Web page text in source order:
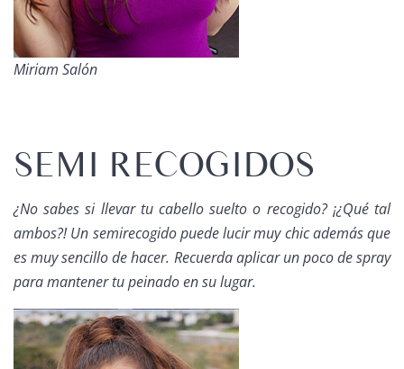
Miriam Salón
SEMI RECOGIDOS
¿No sabes si llevar tu cabello suelto o recogido? ¡¿Qué tal
ambos?! Un semirecogido puede lucir muychicademás que
es muy sencillo de hacer. Recuerda aplicar un poco despray
para mantener tu peinado en su lugar.